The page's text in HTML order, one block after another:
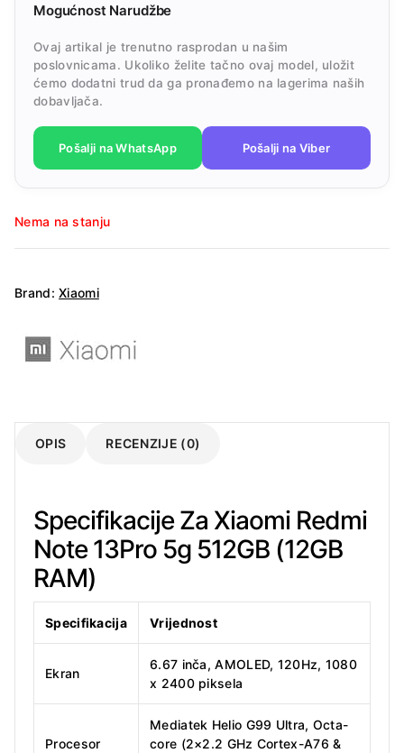
Mogućnost Narudžbe
Ovaj artikal je trenutno rasprodan u našim
poslovnicama. Ukoliko želite tačno ovaj model, uložit
ćemo dodatni trud da ga pronađemo na lagerima naših
dobavljača.
Pošalji na WhatsApp Pošalji na Viber
Nema na stanju
Brand:Xiaomi
OPIS RECENZIJE (0)
Specifikacije Za Xiaomi Redmi
Note 13Pro 5g 512GB (12GB
RAM)
Specifikacija Vrijednost
Ekran
6.67 inča, AMOLED, 120Hz, 1080
x 2400 piksela
Procesor
Mediatek Helio G99 Ultra, Octa-
core (2×2.2 GHz Cortex-A76 &